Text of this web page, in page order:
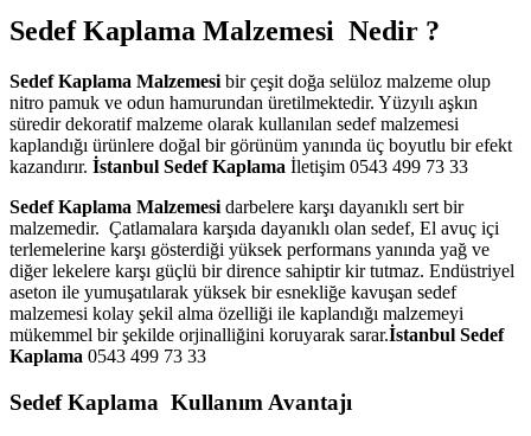
Sedef Kaplama Malzemesi Nedir ?
Sedef Kaplama Malzemesi bir çeşit doğa selüloz malzeme olup
nitro pamuk ve odun hamurundan üretilmektedir. Yüzyılı aşkın
süredir dekoratif malzeme olarak kullanılan sedef malzemesi
kaplandığı ürünlere doğal bir görünüm yanında üç boyutlu bir efekt
kazandırır. İstanbul Sedef Kaplama İletişim 0543 499 73 33
Sedef Kaplama Malzemesi darbelere karşı dayanıklı sert bir
malzemedir. Çatlamalara karşıda dayanıklı olan sedef, El avuç içi
terlemelerine karşı gösterdiği yüksek performans yanında yağ ve
diğer lekelere karşı güçlü bir dirence sahiptir kir tutmaz. Endüstriyel
aseton ile yumuşatılarak yüksek bir esnekliğe kavuşan sedef
malzemesi kolay şekil alma özelliği ile kaplandığı malzemeyi
mükemmel bir şekilde orjinalliğini koruyarak sarar.İstanbul Sedef
Kaplama 0543 499 73 33
Sedef Kaplama Kullanım Avantajı